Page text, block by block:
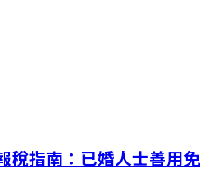
稅指南：已婚人士善用免